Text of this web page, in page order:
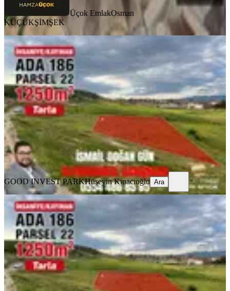
Üçok EmlakOsman
KÜÇÜKŞİMŞEK
Afyon İhsaniye Kayıhanda Satılık
1250m² Prim Değeri Yüksek Tarla
İhsaniye, Türbe Mahallesi
1250 m²·1.600/m²·06.05.2026
2.000.000 ₺
GOOD INVEST PARKHüseyin Kınacıoğlu
Ara
GOOD INVEST PARKHüseyin Kınacıoğlu Ara
Afyon İhsaniye Kayıhanda Satılık
1250m² Prim Değeri Yüksek Tarla
İhsaniye, Türbe Mahallesi
1250 m²·1.600/m²·16.07.2026
2.000.000 ₺